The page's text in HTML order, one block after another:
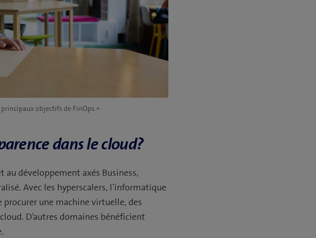
objectifs de FinOps.»
dans le cloud?
au développement axés Business,
Avec les hyperscalers, l’informatique
procurer une machine virtuelle, des
D’autres domaines bénéficient